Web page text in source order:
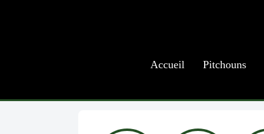
Accueil Pitchouns